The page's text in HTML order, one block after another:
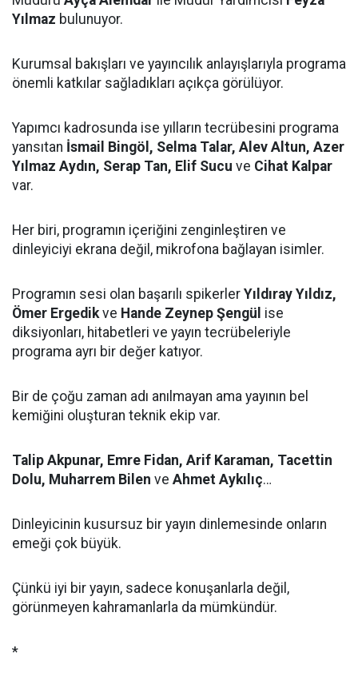
Yılmaz bulunuyor.
Kurumsal bakışları ve yayıncılık anlayışlarıyla programa
önemli katkılar sağladıkları açıkça görülüyor.
Yapımcı kadrosunda ise yılların tecrübesini programa
yansıtan İsmail Bingöl, Selma Talar, Alev Altun, Azer
Yılmaz Aydın, Serap Tan, Elif Sucu ve Cihat Kalpar
var.
Her biri, programın içeriğini zenginleştiren ve
dinleyiciyi ekrana değil, mikrofona bağlayan isimler.
Programın sesi olan başarılı spikerler Yıldıray Yıldız,
Ömer Ergedikve Hande Zeynep Şengül ise
diksiyonları, hitabetleri ve yayın tecrübeleriyle
programa ayrı bir değer katıyor.
Bir de çoğu zaman adı anılmayan ama yayının bel
kemiğini oluşturan teknik ekip var.
Talip Akpunar, Emre Fidan, Arif Karaman, Tacettin
Dolu, Muharrem Bilen ve Ahmet Aykılıç…
Dinleyicinin kusursuz bir yayın dinlemesinde onların
emeği çok büyük.
Çünkü iyi bir yayın, sadece konuşanlarla değil,
görünmeyen kahramanlarla da mümkündür.
*